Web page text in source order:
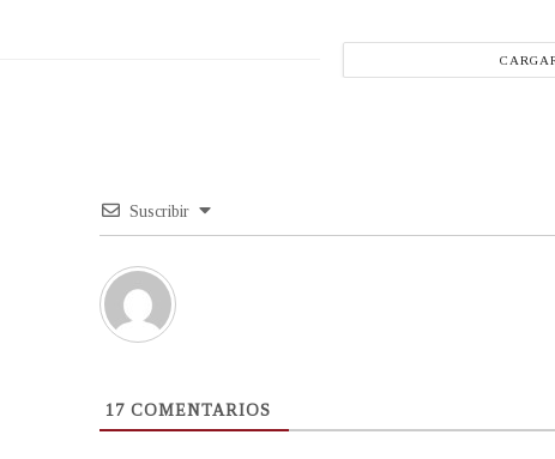
Suscribir
17 COMENTARIOS